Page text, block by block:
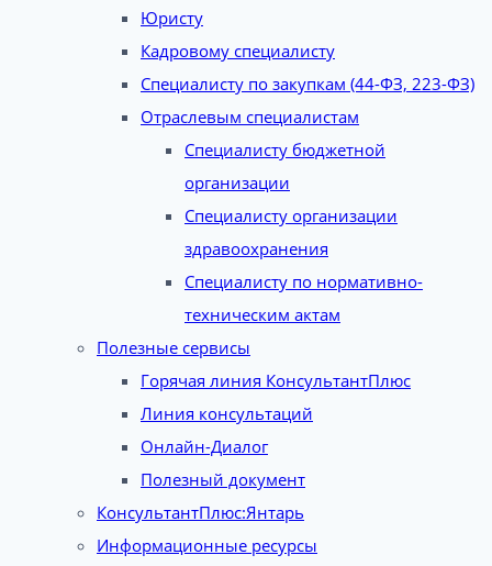
Юристу
Кадровому специалисту
Специалисту по закупкам (44-ФЗ, 223-ФЗ)
Отраслевым специалистам
Специалисту бюджетной
организации
Специалисту организации
здравоохранения
Специалисту по нормативно-
техническим актам
Полезные сервисы
Горячая линия КонсультантПлюс
Линия консультаций
Онлайн-Диалог
Полезный документ
КонсультантПлюс:Янтарь
Информационные ресурсы